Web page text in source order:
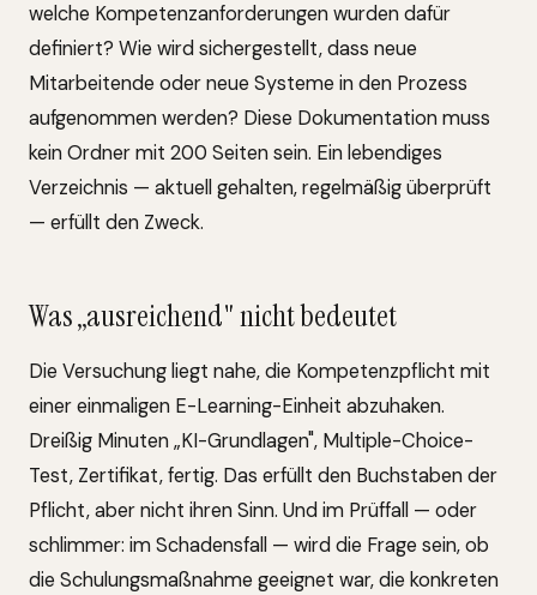
welche Kompetenzanforderungen wurden dafür
definiert? Wie wird sichergestellt, dass neue
Mitarbeitende oder neue Systeme in den Prozess
aufgenommen werden? Diese Dokumentation muss
kein Ordner mit 200 Seiten sein. Ein lebendiges
Verzeichnis — aktuell gehalten, regelmäßig überprüft
— erfüllt den Zweck.
Was „ausreichend" nicht bedeutet
Die Versuchung liegt nahe, die Kompetenzpflicht mit
einer einmaligen E-Learning-Einheit abzuhaken.
Dreißig Minuten „KI-Grundlagen", Multiple-Choice-
Test, Zertifikat, fertig. Das erfüllt den Buchstaben der
Pflicht, aber nicht ihren Sinn. Und im Prüffall — oder
schlimmer: im Schadensfall — wird die Frage sein, ob
die Schulungsmaßnahme geeignet war, die konkreten